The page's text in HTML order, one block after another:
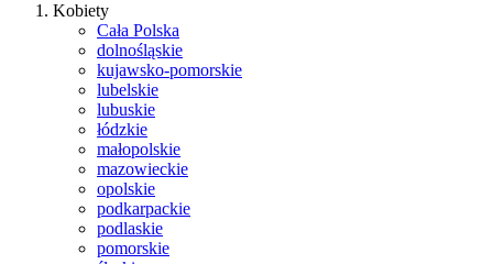
Kobiety
Cała Polska
dolnośląskie
kujawsko-pomorskie
lubelskie
lubuskie
łódzkie
małopolskie
mazowieckie
opolskie
podkarpackie
podlaskie
pomorskie